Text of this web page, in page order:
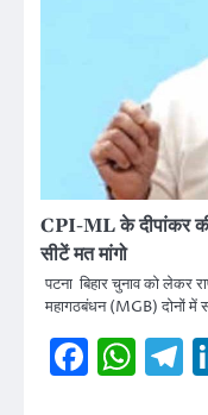
CPI-ML के दीपांकर
सीटें मत मांगो
पटना बिहार चुनाव को लेकर
महागठबंधन (MGB) दोनों में